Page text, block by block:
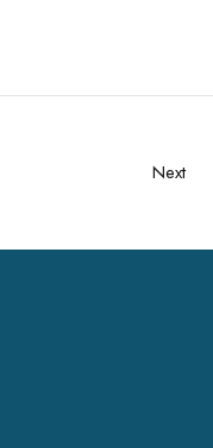
Next